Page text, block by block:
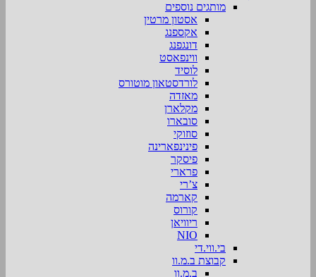
מותגים נוספים
אסטון מרטין
אקספנג
דונגפנג
ווינפאסט
לוסיד
לורדסטאון מוטורס
מאזדה
מקלארן
סובארו
סוזוקי
פינינפארינה
פיסקר
פרארי
צ’רי
קארמה
קורוס
ריוויאן
NIO
בי.ווי.די
קבוצת ב.מ.וו
ב.מ.וו